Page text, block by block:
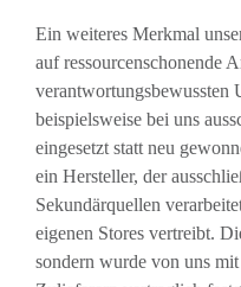
Ein weiteres Merkmal
auf ressourcenschonende
verantwortungsbewussten
beispielsweise bei uns
eingesetzt statt neu
ein Hersteller, der
Sekundärquellen
eigenen Stores vertreibt.
sondern wurde von uns mit